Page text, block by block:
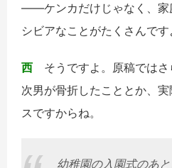
――ケンカだけじゃなく、家
シビアなことがたくさんです
西 そうですよ。原稿ではさ
次男が骨折したこととか、
スですからね。
幼稚園の入園式のあ